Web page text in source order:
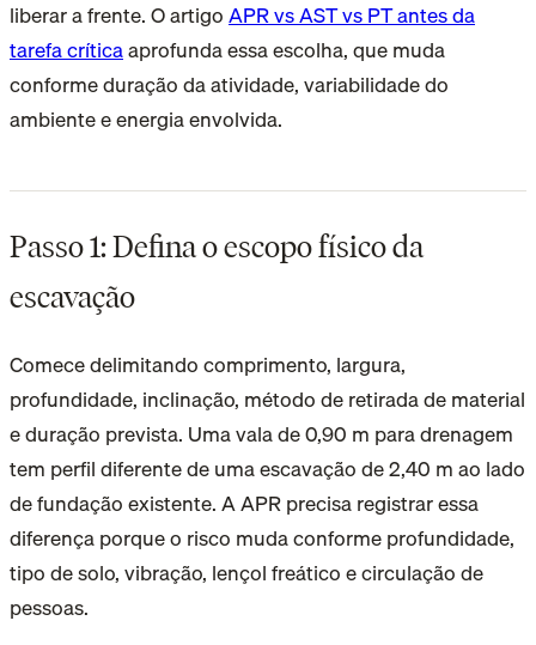
liberar a frente. O artigoAPR vs AST vs PT antes da
tarefa críticaaprofunda essa escolha, que muda
conforme duração da atividade, variabilidade do
ambiente e energia envolvida.
Passo 1: Defina o escopo físico da
escavação
Comece delimitando comprimento, largura,
profundidade, inclinação, método de retirada de material
e duração prevista. Uma vala de 0,90 m para drenagem
tem perfil diferente de uma escavação de 2,40 m ao lado
de fundação existente. A APR precisa registrar essa
diferença porque o risco muda conforme profundidade,
tipo de solo, vibração, lençol freático e circulação de
pessoas.